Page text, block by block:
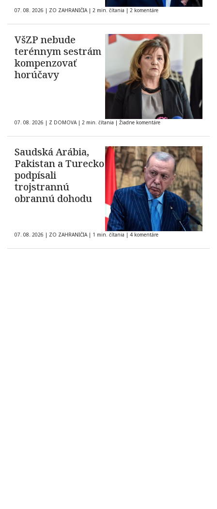
07. 08. 2026 | ZO ZAHRANIČIA | 2 min. čítania | 2 komentáre
VšZP nebude
terénnym sestrám
kompenzovať
horúčavy
07. 08. 2026 | Z DOMOVA | 2 min. čítania | Žiadne komentáre
Saudská Arábia,
Pakistan a Turecko
podpísali
trojstrannú
obrannú dohodu
07. 08. 2026 | ZO ZAHRANIČIA | 1 min. čítania | 4 komentáre